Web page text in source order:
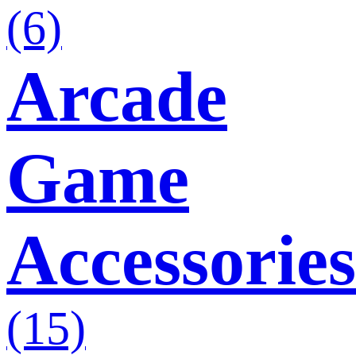
(6)
Arcade
Game
Accessories
(15)